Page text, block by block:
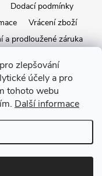
zlepšování
účely a pro
tohoto webu
Další informace
Dodací podmínky
Vrácení zboží
a prodloužené záruka
Upravit nastavení